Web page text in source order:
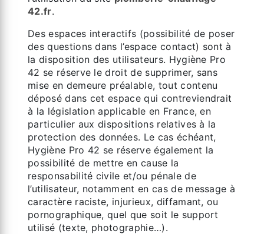
42.fr.
Des espaces interactifs (possibilité de poser
des questions dans l’espace contact) sont à
la disposition des utilisateurs. Hygiène Pro
42 se réserve le droit de supprimer, sans
mise en demeure préalable, tout contenu
déposé dans cet espace qui contreviendrait
à la législation applicable en France, en
particulier aux dispositions relatives à la
protection des données. Le cas échéant,
Hygiène Pro 42 se réserve également la
possibilité de mettre en cause la
responsabilité civile et/ou pénale de
l’utilisateur, notamment en cas de message à
caractère raciste, injurieux, diffamant, ou
pornographique, quel que soit le support
utilisé (texte, photographie…).